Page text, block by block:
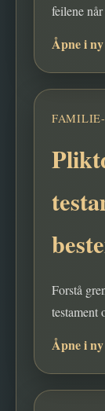
feilene
Åpne i
Forstå
testament
Åpne i